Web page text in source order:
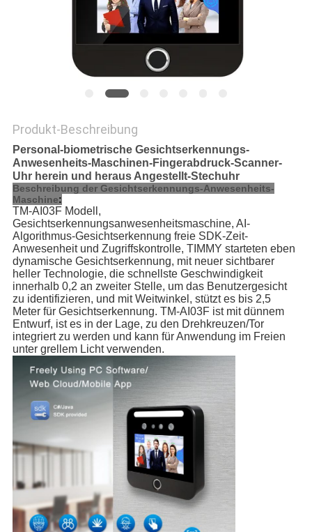
Produkt-Beschreibung
Personal-biometrische Gesichtserkennungs-
Anwesenheits-Maschinen-Fingerabdruck-Scanner-
Uhr herein und heraus Angestellt-Stechuhr
Beschreibung der Gesichtserkennungs-Anwesenheits-
Maschine:
TM-AI03F Modell,
Gesichtserkennungsanwesenheitsmaschine, AI-
Algorithmus-Gesichtserkennung freie SDK-Zeit-
Anwesenheit und Zugriffskontrolle, TIMMY starteten eben
dynamische Gesichtserkennung, mit neuer sichtbarer
heller Technologie, die schnellste Geschwindigkeit
innerhalb 0,2 an zweiter Stelle, um das Benutzergesicht
zu identifizieren, und mit Weitwinkel, stützt es bis 2,5
Meter für Gesichtserkennung. TM-AI03F ist mit dünnem
Entwurf, ist es in der Lage, zu den Drehkreuzen/Tor
integriert zu werden und kann für Anwendung im Freien
unter grellem Licht verwenden.